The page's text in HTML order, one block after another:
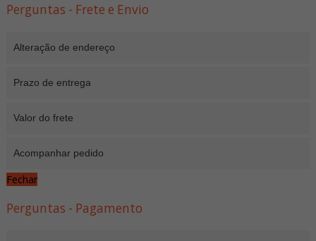
Perguntas - Frete e Envio
Alteração de endereço
Prazo de entrega
Valor do frete
Acompanhar pedido
Fechar
Perguntas - Pagamento